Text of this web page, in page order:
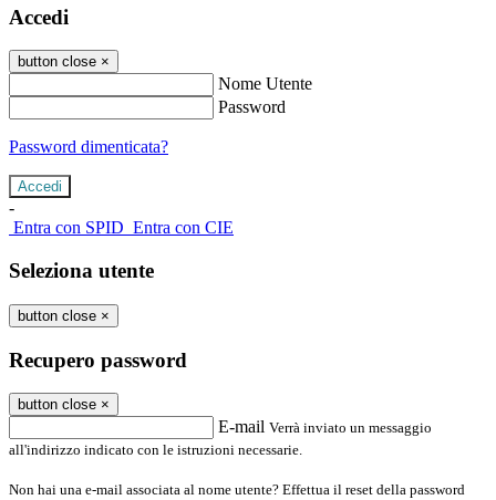
Accedi
button close ×
Nome Utente
Password
Password dimenticata?
-
Entra con SPID Entra con CIE
Seleziona utente
button close ×
Recupero password
button close ×
E-mail Verrà inviato un messaggio
all'indirizzo indicato con le istruzioni necessarie.
Non hai una e-mail associata al nome utente? Effettua il reset della password